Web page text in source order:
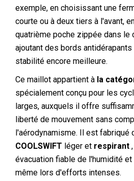
exemple, en choisissant une
courte ou à deux tiers à l'avant,
quatrième poche zippée dans le
ajoutant des bords antidérapants
stabilité encore meilleure.
Ce maillot appartient à la
spécialement conçu pour les
larges, auxquels il offre
liberté de mouvement sans
l'aérodynamisme. Il est fabriqué
COOLSWIFT léger et respirant
évacuation fiable de l'humidité
même lors d'efforts intenses.